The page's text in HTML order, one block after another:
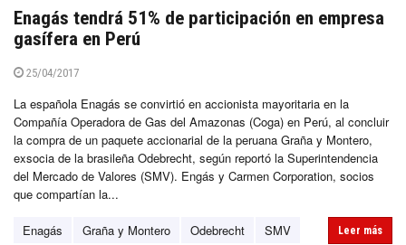
Enagás tendrá 51% de participación en empresa
gasífera en Perú
25/04/2017
La española Enagás se convirtió en accionista mayoritaria en la
Compañía Operadora de Gas del Amazonas (Coga) en Perú, al concluir
la compra de un paquete accionarial de la peruana Graña y Montero,
exsocia de la brasileña Odebrecht, según reportó la Superintendencia
del Mercado de Valores (SMV). Engás y Carmen Corporation, socios
que compartían la...
Enagás Graña y Montero Odebrecht SMV Leer más